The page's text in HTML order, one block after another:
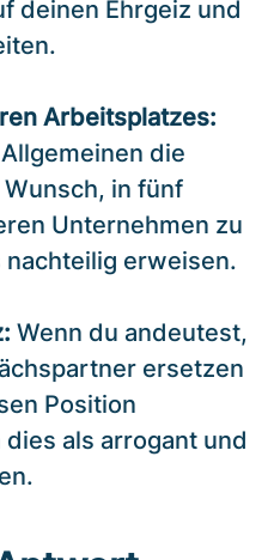
deinen Ehrgeiz und
Arbeitsplatzes:
die
in fünf
Unternehmen zu
nachteilig erweisen.
Wenn du andeutest,
ersetzen
Position
als arrogant und